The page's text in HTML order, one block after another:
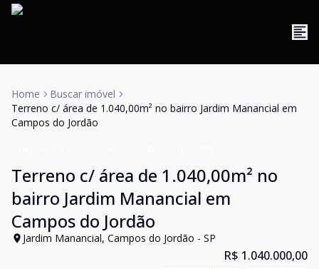
Home
Buscar imóvel
Terreno c/ área de 1.040,00m² no bairro Jardim Manancial em
Campos do Jordão
Terreno c/ área de 1.040,00m² no
bairro Jardim Manancial em
Campos do Jordão
Jardim Manancial, Campos do Jordão - SP
R$ 1.040.000,00